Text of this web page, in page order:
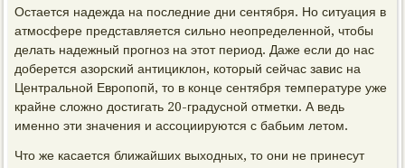
Остается надежда на последние дни сентября. Но ситуация в
атмосфере представляется сильно неопределенной, чтобы
делать надежный прогноз на этот период. Даже если до нас
доберется азорский антициклон, который сейчас завис на
Центральной Европопй, то в конце сентября температуре уже
крайне сложно достигать 20-градусной отметки. А ведь
именно эти значения и ассоциируются с бабьим летом.
Что же касается ближайших выходных, то они не принесут